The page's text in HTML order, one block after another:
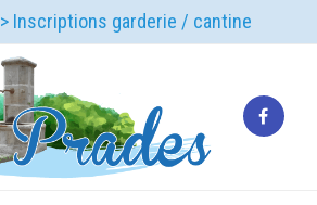
> Inscriptions garderie / cantine